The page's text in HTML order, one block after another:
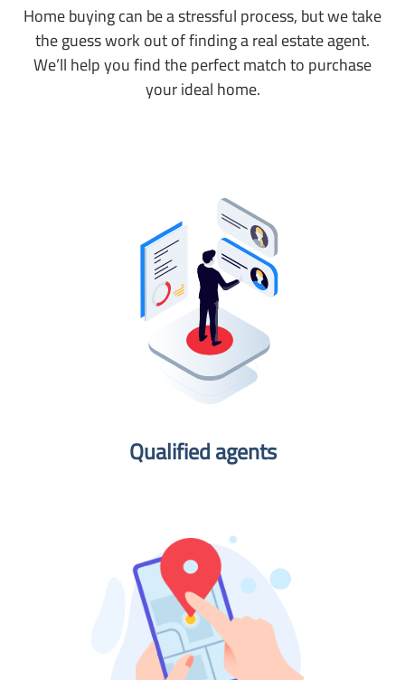
Home buying can be a stressful process, but we take
the guess work out of finding a real estate agent.
We’ll help you find the perfect match to purchase
your ideal home.
Qualified agents​